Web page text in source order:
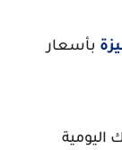
بأسعار
اليومية